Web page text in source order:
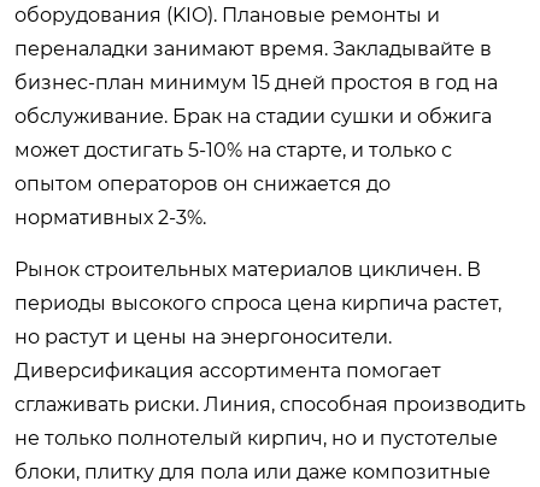
оборудования (KIO). Плановые ремонты и
переналадки занимают время. Закладывайте в
бизнес-план минимум 15 дней простоя в год на
обслуживание. Брак на стадии сушки и обжига
может достигать 5-10% на старте, и только с
опытом операторов он снижается до
нормативных 2-3%.
Рынок строительных материалов цикличен. В
периоды высокого спроса цена кирпича растет,
но растут и цены на энергоносители.
Диверсификация ассортимента помогает
сглаживать риски. Линия, способная производить
не только полнотелый кирпич, но и пустотелые
блоки, плитку для пола или даже композитные